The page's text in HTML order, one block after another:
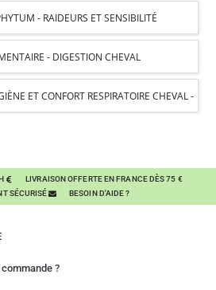
- RAIDEURS ET SENSIBILITÉ
CHEVAL - PLANTE PURE
- DIGESTION CHEVAL
ET CONFORT RESPIRATOIRE CHEVAL -
LIVRAISON OFFERTE EN FRANCE DÈS 75 €
SÉCURISÉ
BESOIN D'AIDE ?
?